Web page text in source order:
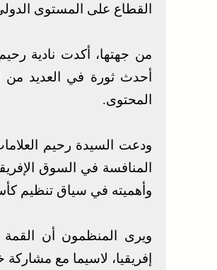
القطاع على المستوى
من جهتها، أكدت نادية
أحدث ثورة في العديد من
المحتوى.
ودعت السيدة رحيم
المنافسة في السوق
وأهميته في سياق تنظيم كأس
ويرى المنظمون أن القمة
إفريقيا، لاسيما مع